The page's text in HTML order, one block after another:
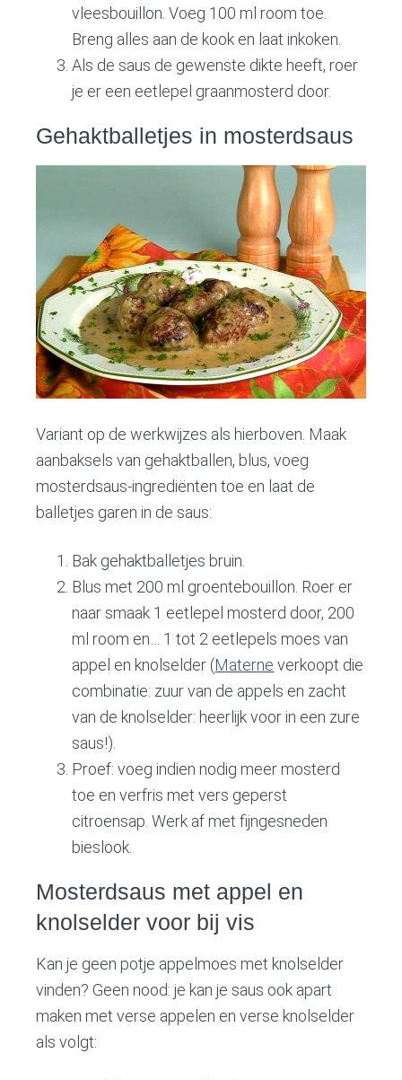
vleesbouillon. Voeg 100 ml room toe.
Breng alles aan de kook en laat inkoken.
Als de saus de gewenste dikte heeft, roer
je er een eetlepel graanmosterd door.
Gehaktballetjes in mosterdsaus
Variant op de werkwijzes als hierboven. Maak
aanbaksels van gehaktballen, blus, voeg
mosterdsaus-ingrediënten toe en laat de
balletjes garen in de saus:
Bak gehaktballetjes bruin.
Blus met 200 ml groentebouillon. Roer er
naar smaak 1 eetlepel mosterd door, 200
ml room en… 1 tot 2 eetlepels moes van
appel en knolselder (Materne verkoopt die
combinatie: zuur van de appels en zacht
van de knolselder: heerlijk voor in een zure
saus!).
Proef: voeg indien nodig meer mosterd
toe en verfris met vers geperst
citroensap. Werk af met fijngesneden
bieslook.
Mosterdsaus met appel en
knolselder voor bij vis
Kan je geen potje appelmoes met knolselder
vinden? Geen nood: je kan je saus ook apart
maken met verse appelen en verse knolselder
als volgt: